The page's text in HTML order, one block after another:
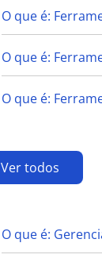
O que é:
O que é:
O que é:
Ver todos
O que é: